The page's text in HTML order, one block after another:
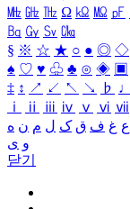
㎒ ㎓ ㎔ Ω ㏀ ㏁ ㎊
㏃ ㏉ ㏜ ㏆
§ ※ ☆ ★ ○ ● ◎ ◇
♠ ♡ ♥ ♧ ♣ ⊙ ◈ ▣
‡ ↕ ↗ ↙ ↖ ↘ ♭ ♩
ⅰ
ⅱ ⅲ ⅳ ⅴ ⅵ ⅶ
ع غ ف ق ک ل م ن ه
و ی
닫기